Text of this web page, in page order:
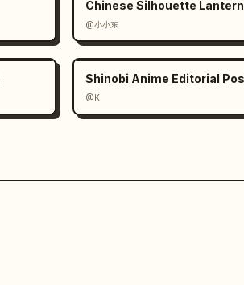
Chinese Silhouette
@小小东
Shinobi Anime Editorial
@K